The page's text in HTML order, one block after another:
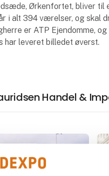
Ørkenfortet, bliver til
i alt 394 værelser, og skal
er ATP Ejendomme,
har leveret billedet øverst.
Handel &